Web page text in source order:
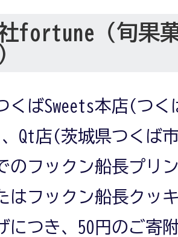
fortune（旬果
くばSweets本店(つく
Qt店(茨城県つくば
のフックン船長プリ
はフックン船長クッ
につき、50円のご寄